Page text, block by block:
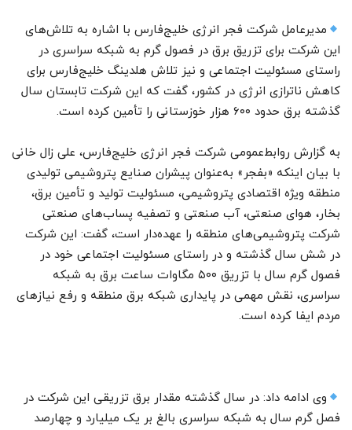
مدیرعامل شرکت فجر انرژی خلیج‌فارس با اشاره به تلاش‌های
این شرکت برای تزریق برق در فصول گرم به شبکه سراسری در
راستای مسئولیت اجتماعی و نیز تلاش هلدینگ خلیج‌فارس برای
کاهش ناترازی انرژی در کشور، گفت که این شرکت تابستان سال
گذشته برق حدود ۶۰۰ هزار خوزستانی را تأمین کرده است.
به گزارش روابط‌عمومی شرکت فجر انرژی خلیج‌فارس، علی زال خانی
با بیان اینکه «بفجر» به‌عنوان پیشران صنایع پتروشیمی تولیدی
منطقه ویژه اقتصادی پتروشیمی، مسئولیت تولید و تأمین برق،
بخار، هوای صنعتی، آب صنعتی و تصفیه پساب‌های صنعتی
شرکت پتروشیمی‌های منطقه را عهده‌دار است، گفت: این شرکت
در شش سال گذشته و در راستای مسئولیت اجتماعی خود در
فصول گرم سال با تزریق ۵۰۰ مگاوات ساعت برق به شبکه
سراسری، نقش مهمی در پایداری شبکه برق منطقه و رفع نیازهای
مردم ایفا کرده است.
وی ادامه داد: در سال گذشته مقدار برق تزریقی این شرکت در
فصل گرم سال به شبکه سراسری بالغ بر یک میلیارد و چهارصد